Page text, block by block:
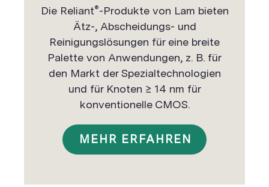
Die Reliant®-Produkte von Lam bieten
Ätz-, Abscheidungs- und
Reinigungslösungen für eine breite
Palette von Anwendungen, z. B. für
den Markt der Spezialtechnologien
und für Knoten ≥ 14 nm für
konventionelle CMOS.
MEHR ERFAHREN